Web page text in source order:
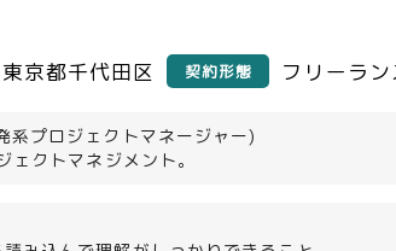
東京都千代田区 契約形態 フリーラン
プロジェクトマネージャー)
ェクトマネジメント。